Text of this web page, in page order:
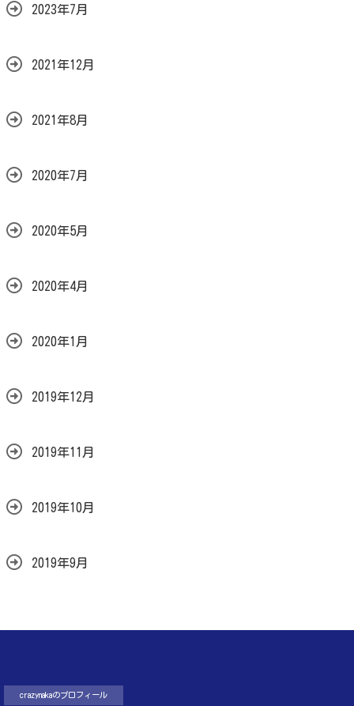
2023年7月
2021年12月
2021年8月
2020年7月
2020年5月
2020年4月
2020年1月
2019年12月
2019年11月
2019年10月
2019年9月
crazynakaのプロフィール